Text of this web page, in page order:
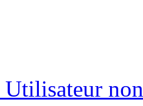
Utilisateur